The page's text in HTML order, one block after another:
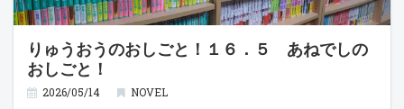
りゅうおうのおしごと！１６．５ あねでしの
おしごと！
2026/05/14
NOVEL